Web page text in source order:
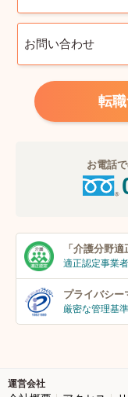
お問い合わせ
転
お電話
「介護分野適
適正認定事業者
プライバシー
厳密な管理基
運営会社